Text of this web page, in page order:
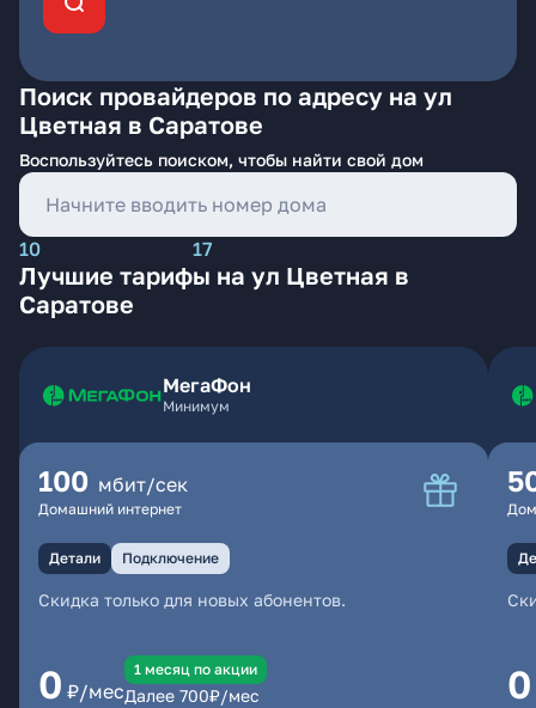
Поиск провайдеров по адресу на ул
Цветная в Саратове
Воспользуйтесь поиском, чтобы найти свой дом
10 17
Лучшие тарифы на ул Цветная в
Саратове
МегаФон
Минимум
100 мбит/сек
Домашний интернет
Детали Подключение
Скидка только для новых абонентов.
0 ₽/мес
1 месяц по акции
Далее 700₽/мес 0